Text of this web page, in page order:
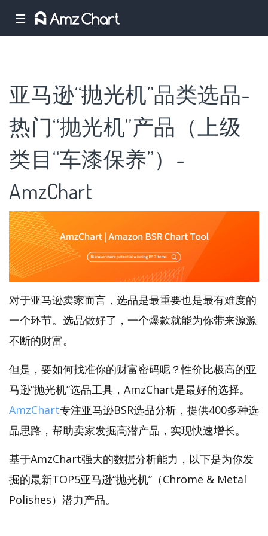
☰
亚马逊“抛光机”品类选品-
热门“抛光机”产品（上级
类目“车漆保养”）-
AmzChart
对于亚马逊卖家而言，选品是最重要也是最有难度的
一个环节。选品做好了，一个爆款就能为你带来源源
不断的财富。
但是，要如何找准你的财富密码呢？性价比极高的亚
马逊“抛光机”选品工具，AmzChart是最好的选择。
AmzChart专注亚马逊BSR选品分析，提供400多种选
品思路，帮助卖家发掘高潜产品，实现快速增长。
基于AmzChart强大的数据分析能力，以下是为你发
掘的最新TOP5亚马逊“抛光机”（Chrome & Metal
Polishes）潜力产品。